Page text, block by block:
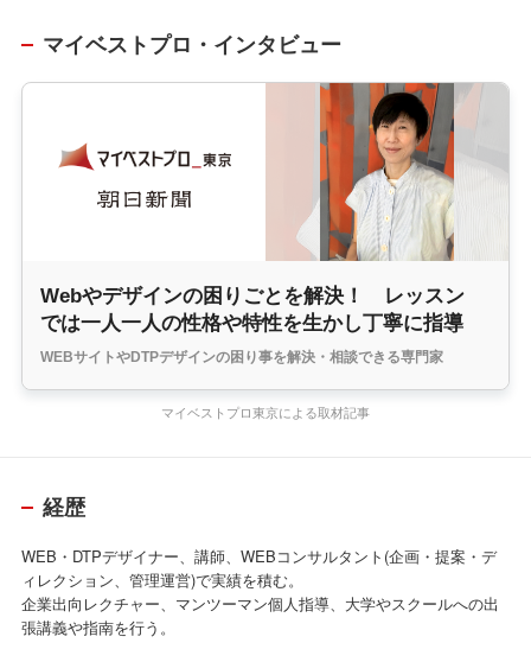
マイベストプロ・インタビュー
Webやデザインの困りごとを解決！ レッスン
では一人一人の性格や特性を生かし丁寧に指導
WEBサイトやDTPデザインの困り事を解決・相談できる専門家
マイベストプロ東京による取材記事
経歴
WEB・DTPデザイナー、講師、WEBコンサルタント(企画・提案・デ
ィレクション、管理運営)で実績を積む。
企業出向レクチャー、マンツーマン個人指導、大学やスクールへの出
張講義や指南を行う。